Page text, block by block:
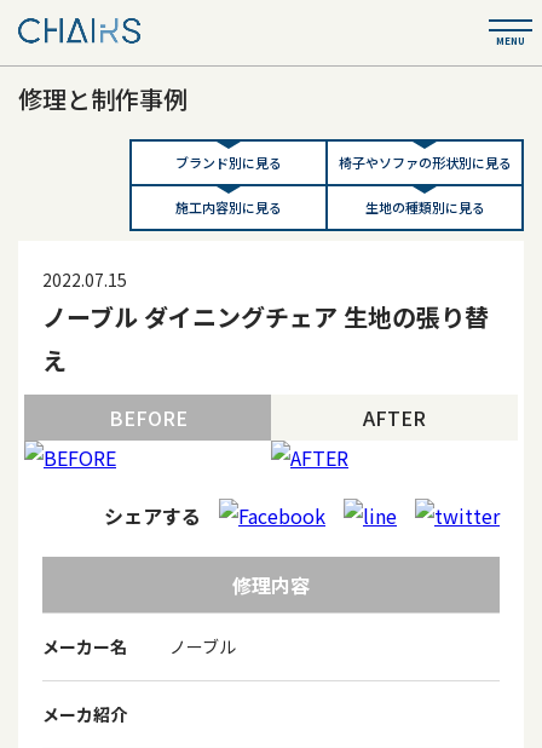
修理と制作事例
ブランド別に見る 椅子やソファの形状別に見る
施工内容別に見る 生地の種類別に見る
2022.07.15
ノーブル ダイニングチェア 生地の張り替
え
BEFORE AFTER
シェアする
修理内容
メーカー名 ノーブル
メーカ紹介